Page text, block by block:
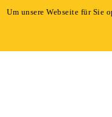
+49 221 - 96 47
Um unsere Webseite für Sie